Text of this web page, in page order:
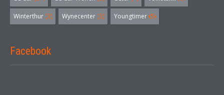
Winterthur (3) Wynecenter (3) Youngtimer (5)
Facebook